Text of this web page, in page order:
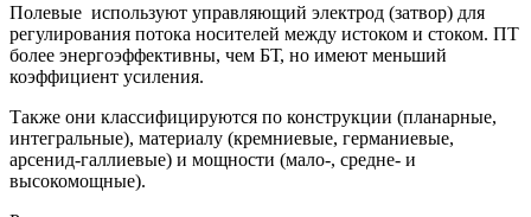
Полевые используют управляющий электрод (затвор) для
регулирования потока носителей между истоком и стоком. ПТ
более энергоэффективны, чем БТ, но имеют меньший
коэффициент усиления.
Также они классифицируются по конструкции (планарные,
интегральные), материалу (кремниевые, германиевые,
арсенид-галлиевые) и мощности (мало-, средне- и
высокомощные).